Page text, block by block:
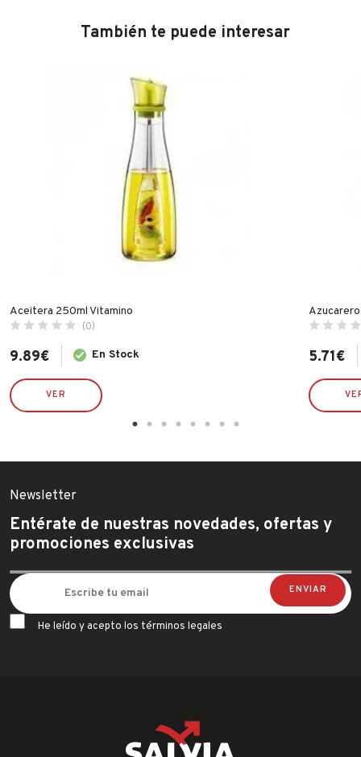
También te puede interesar
Aceitera 250ml Vitamino
(0)
9.89€ En Stock
VER
5.71€
Newsletter
Entérate de nuestras novedades, ofertas y
promociones exclusivas
He leído y acepto los términos legales